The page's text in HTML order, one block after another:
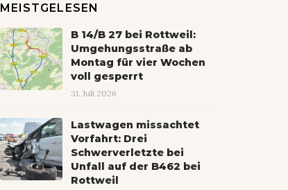
MEISTGELESEN
B 14/B 27 bei Rottweil:
Umgehungsstraße ab
Montag für vier Wochen
voll gesperrt
31. Juli 2026
Lastwagen missachtet
Vorfahrt: Drei
Schwerverletzte bei
Unfall auf der B462 bei
Rottweil